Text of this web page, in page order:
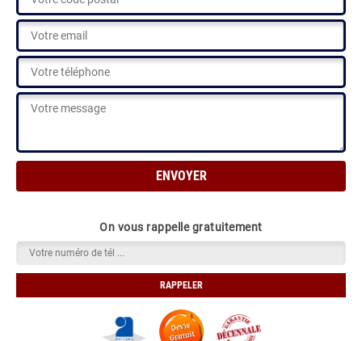
On vous rappelle gratuitement